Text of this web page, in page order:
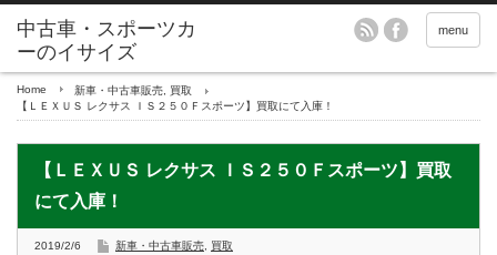
menu
Home 新車・中古車販売
買取
【ＬＥＸＵＳ レクサス ＩＳ２５０Ｆスポーツ】買取にて入庫！
【ＬＥＸＵＳ レクサス ＩＳ２５０Ｆスポーツ】買取
にて入庫！
2019/2/6 新車・中古車販売 買取